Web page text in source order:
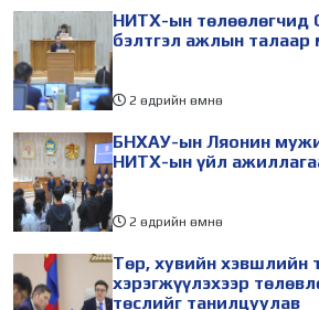
НИТХ-ын төлөөлөгчид
бэлтгэл ажлын талаар
2 өдрийн өмнө
БНХАУ-ын Ляонин
НИТХ-ын үйл
2 өдрийн өмнө
Төр, хувийн хэвшлийн
хэрэгжүүлэхээр
төслийг танилцуулав